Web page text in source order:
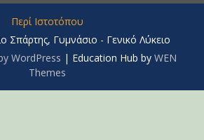
Περί Ιστοτόπου
Σπάρτης, Γυμνάσιο - Γενικό Λύκειο
WordPress | Education Hub by WEN
Themes